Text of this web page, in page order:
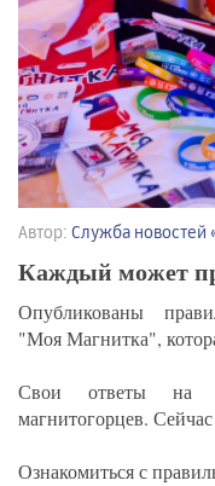
Автор: Служба новостей
Каждый может
Опубликованы
"Моя Магнитка",
Свои ответы на
магнитогорцев.
Ознакомиться с